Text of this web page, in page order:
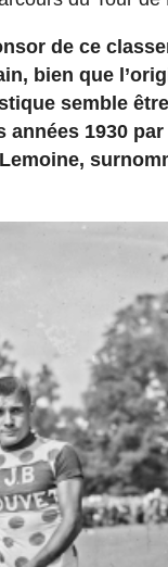
de ce
bien que
semble
années 1930